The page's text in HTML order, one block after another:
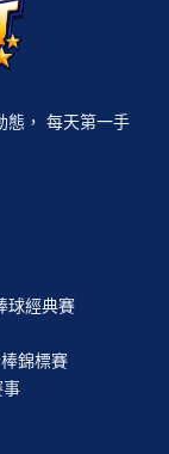
態， 每天第一手
球經典賽
錦標賽
事